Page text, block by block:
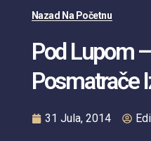
Nazad Na Početnu
Pod Lupom
Posmatrače
31 Jula, 2014